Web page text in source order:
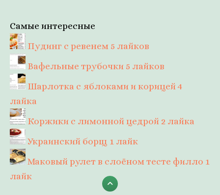
Самые интересные
Пудинг с ревенем 5 лайков
Вафельные трубочки 5 лайков
Шарлотка с яблоками и корицей4
лайка
Коржики с лимонной цедрой 2 лайка
Украинский борщ 1 лайк
Маковый рулет в слоёном тесте филло 1
лайк